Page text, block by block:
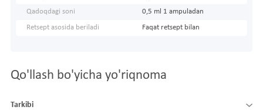
Qadoqdagi soni 0,5 ml 1 ampuladan
Retsept asosida beriladi Faqat retsept bilan
Qo'llash bo'yicha yo'riqnoma
Tarkibi